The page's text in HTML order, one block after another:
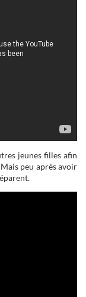
jeunes filles afin
peu après avoir